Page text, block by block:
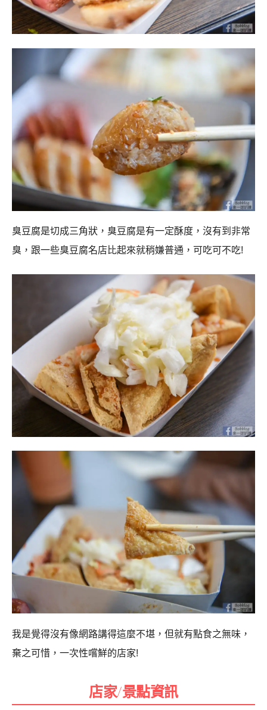
臭豆腐是切成三角狀，臭豆腐是有一定酥度，沒有到非常
臭，跟一些臭豆腐名店比起來就稍嫌普通，可吃可不吃!
我是覺得沒有像網路講得這麼不堪，但就有點食之無味，
棄之可惜，一次性嚐鮮的店家!
店家/景點資訊